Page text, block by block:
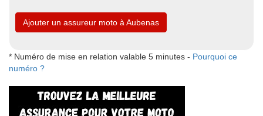
Ajouter un assureur moto à Aubenas
* Numéro de mise en relation valable 5 minutes - Pourquoi ce
numéro ?